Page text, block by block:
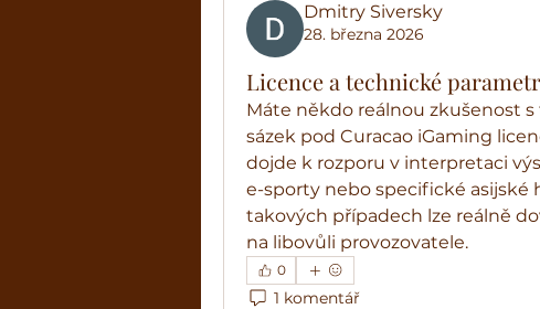
Dmitry Siversky
28. března 2026
Licence a technické
Máte někdo reálnou zkušenost
sázek pod Curacao iGaming
dojde k rozporu v interpretaci
e-sporty nebo specifické asijské
takových případech lze reálně
na libovůli provozovatele.
0
1 komentář